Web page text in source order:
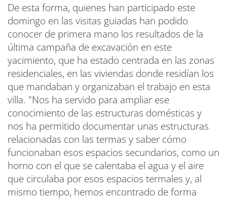
De esta forma, quienes han participado este
domingo en las visitas guiadas han podido
conocer de primera mano los resultados de la
última campaña de excavación en este
yacimiento, que ha estado centrada en las zonas
residenciales, en las viviendas donde residían los
que mandaban y organizaban el trabajo en esta
villa. "Nos ha servido para ampliar ese
conocimiento de las estructuras domésticas y
nos ha permitido documentar unas estructuras
relacionadas con las termas y saber cómo
funcionaban esos espacios secundarios, como un
horno con el que se calentaba el agua y el aire
que circulaba por esos espacios termales y, al
mismo tiempo, hemos encontrado de forma